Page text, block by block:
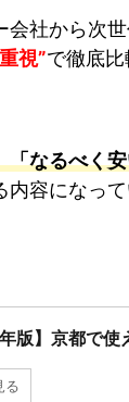
会社から次
視”で徹底比
「なるべく
内容になっ
版】京都で使
る